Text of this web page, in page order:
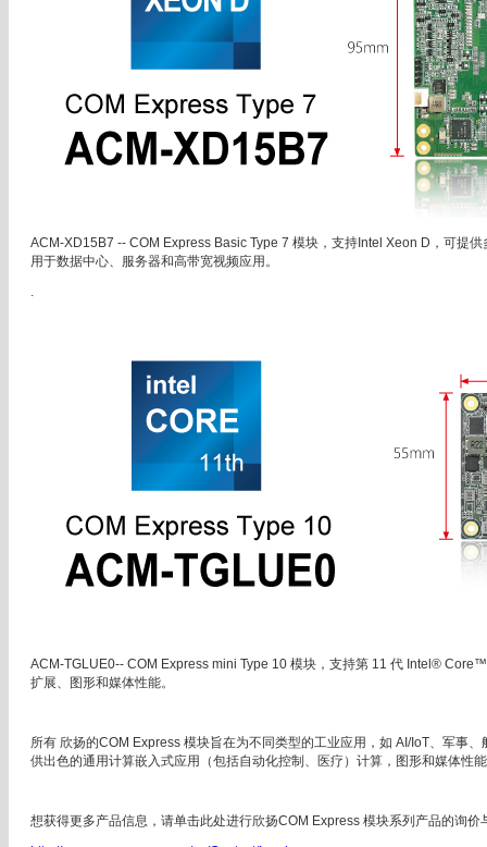
ACM-XD15B7 -- COM Express Basic Type 7 模块，支持Intel Xeon D，可提
用于数据中心、服务器和高带宽视频应用。
.
ACM-TGLUE0-- COM Express mini Type 10 模块，支持第 11 代 Intel®
扩展、图形和媒体性能。
所有 欣扬的COM Express 模块旨在为不同类型的工业应用，如 AI/IoT、军事
供出色的通用计算嵌入式应用（包括自动化控制、医疗）计算，图形和媒体性
想获得更多产品信息，请单击此处进行欣扬COM Express 模块系列产品的询价